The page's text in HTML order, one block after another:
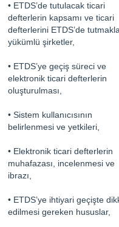
• ETDS’de tutulacak ticari
defterlerin kapsamı ve ticari
defterlerini ETDS’de tutmakla
yükümlü şirketler,
• ETDS’ye geçiş süreci ve
elektronik ticari defterlerin
oluşturulması,
• Sistem kullanıcısının
belirlenmesi ve yetkileri,
• Elektronik ticari defterlerin
muhafazası, incelenmesi ve
ibrazı,
• ETDS’ye ihtiyari geçişte
edilmesi gereken hususlar,